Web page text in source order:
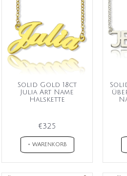
Solid Gold 18ct
Julia Art Name
Halskette
€325
+ WARENKORB